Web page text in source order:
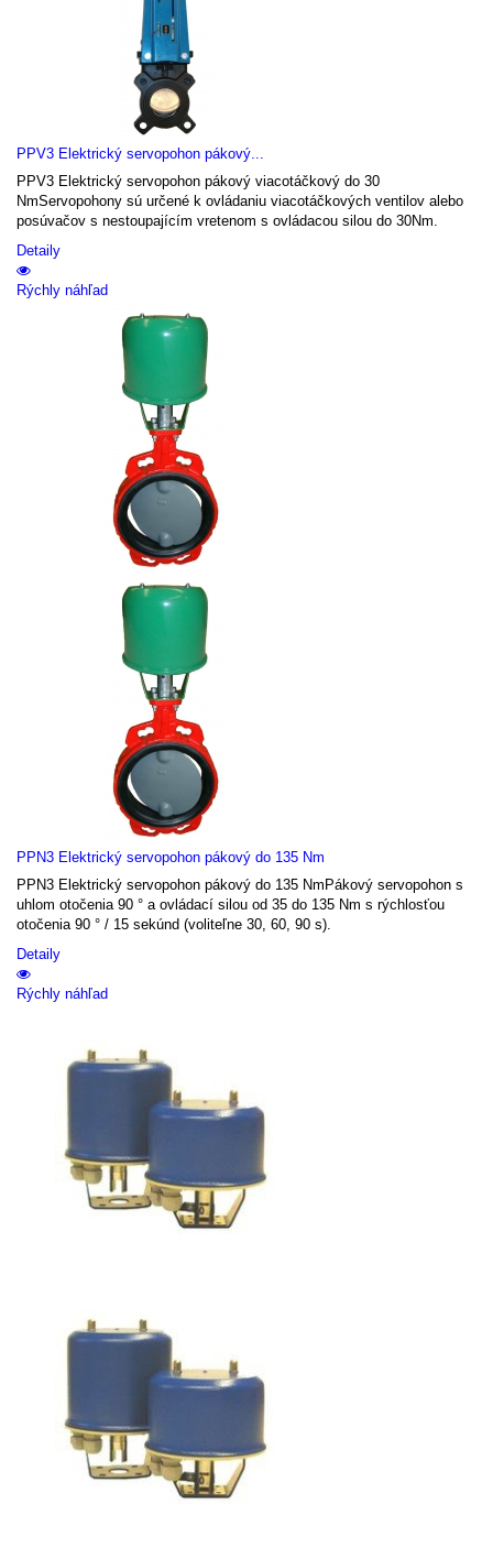
PPV3 Elektrický servopohon pákový...
PPV3 Elektrický servopohon pákový viacotáčkový do 30
NmServopohony sú určené k ovládaniu viacotáčkových ventilov alebo
posúvačov s nestoupajícím vretenom s ovládacou silou do 30Nm.
Detaily
Rýchly náhľad
PPN3 Elektrický servopohon pákový do 135 Nm
PPN3 Elektrický servopohon pákový do 135 NmPákový servopohon s
uhlom otočenia 90 ° a ovládací silou od 35 do 135 Nm s rýchlosťou
otočenia 90 ° / 15 sekúnd (voliteľne 30, 60, 90 s).
Detaily
Rýchly náhľad